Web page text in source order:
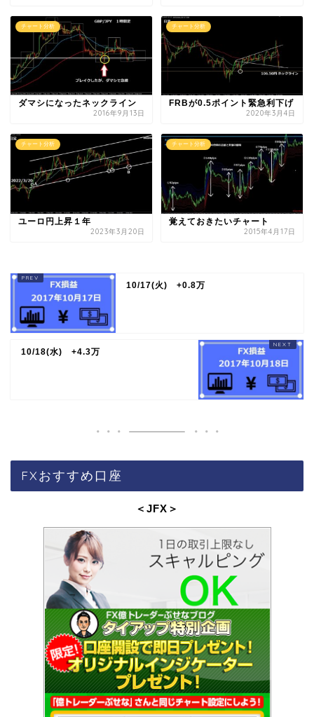
チャート分析
ダマシになったネックライン
2016年9月13日
チャート分析
FRBが0.5ポイント緊急利下げ
2020年3月4日
チャート分析
ユーロ円上昇１年
2023年3月20日
チャート分析
覚えておきたいチャート
2015年4月17日
10/17(火) +0.8万
10/18(水) +4.3万
FXおすすめ口座
＜JFX ＞